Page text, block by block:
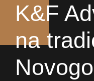
K&F
na